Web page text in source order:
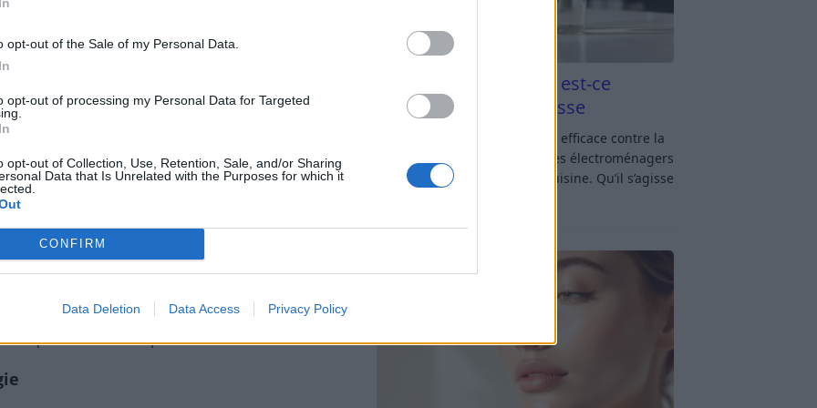
opt-out of the Sale of my Personal Data.
opt-out of processing my Personal Data for Targeted
opt-out of Collection, Use, Retention, Sale, and/or Sharing
Data that Is Unrelated with the Purposes for which it
CONFIRM
Data Deletion Data Access Privacy Policy
affections
thoracique
de l’expiration
variable
ou tôt le matin
(médicaments qui dilatent les bronches)
des voies respiratoires
Vinaigre blanc et four est-ce
efficace contre la graisse
Vinaigre blanc et four : est-ce efficace contre la
graisse ? Le four fait partie des électroménagers
les plus sollicités dans une cuisine. Qu’il s’agisse